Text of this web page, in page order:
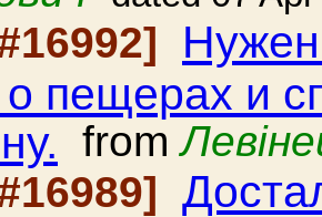
о пещерах и
from